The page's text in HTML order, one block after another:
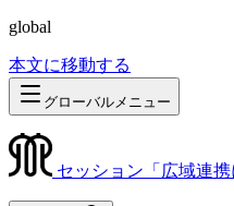
global
本文に移動する
グローバルメニュー
セッション「広域連携